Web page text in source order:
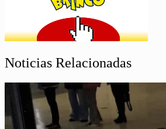
Noticias Relacionadas